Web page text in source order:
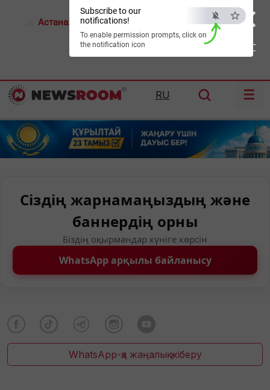
×
ESC
Subscribe to our
notifications!
To enable permission prompts, click on
the notification icon
Астана: 26°C Алматы: Шымкент:39°C
RU ☰
Сіздің жарнамаңыздың және
баннердің орны
Біздің оқырмандар күніге көрсін
WhatsApp арқылы байланысу
WhatsApp-қа жаңалық жіберу